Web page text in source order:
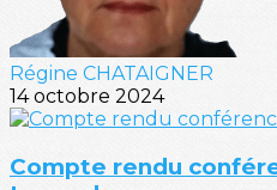
Régine CHATAIGNER
14 octobre 2024
Compte rendu